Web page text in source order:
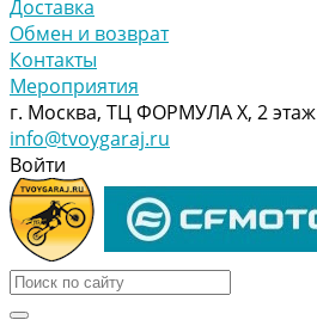
Доставка
Обмен и возврат
Контакты
Мероприятия
г. Москва, ТЦ ФОРМУЛА Х, 2 этаж
info@tvoygaraj.ru
Войти